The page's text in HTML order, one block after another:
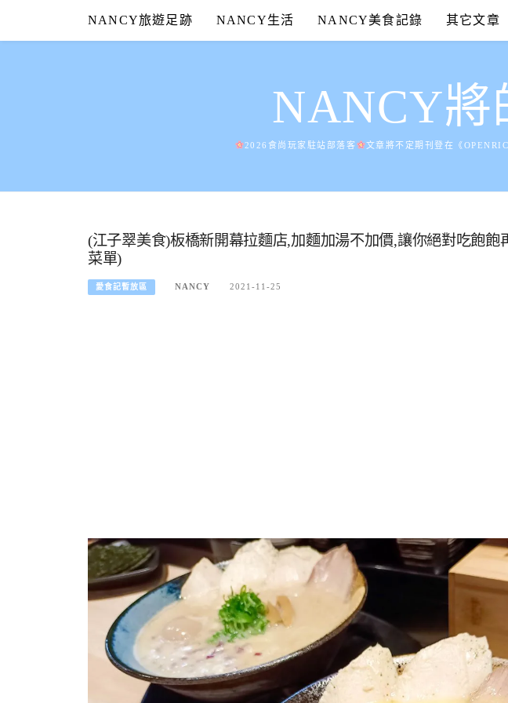
content
NANCY旅遊足跡 NANCY生活 NANCY美食記錄 其它文章
NANCY將
2026食尚玩家駐站部落客 文章將不定期刊登在《
(江子翠美食)板橋新開幕拉麵店,加麵加湯不加價,讓你絕對吃飽飽
菜單)
愛食記暫放區 NANCY 2021-11-25